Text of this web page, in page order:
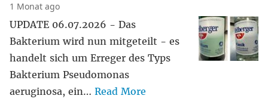
1 Monat ago
UPDATE 06.07.2026 - Das
Bakterium wird nun mitgeteilt - es
handelt sich um Erreger des Typs
Bakterium Pseudomonas
aeruginosa, ein… Read More